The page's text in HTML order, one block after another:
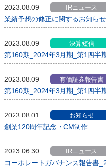
2023.08.09 IRニュース
業績予想の修正に関するお知らせ
2023.08.09 決算短信
第160期_2024年3月期_第1四半
2023.08.09 有価証券報告書
第160期_2024年3月期_第1四半
2023.08.01 お知らせ
創業120周年記念・CM制作
2023.06.30 IRニュース
コーポレートガバナンス報告書